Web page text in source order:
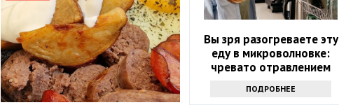
Вы зря разогреваете эту
еду в микроволновке:
чревато отравлением
ПОДРОБНЕЕ